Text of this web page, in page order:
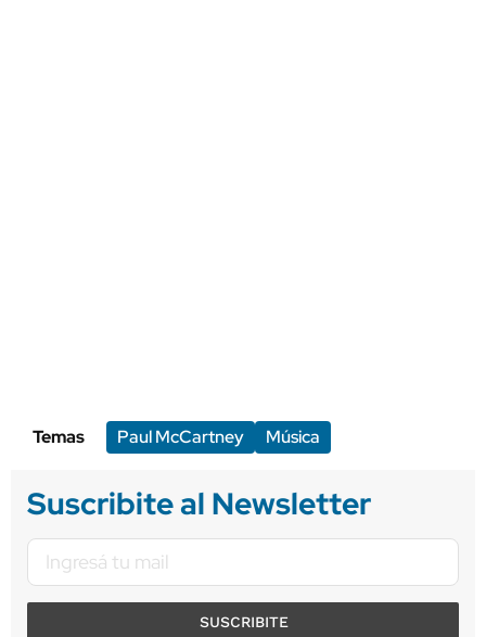
Temas Paul McCartney Música
Suscribite al Newsletter
SUSCRIBITE